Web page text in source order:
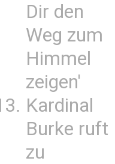
Dir den
Weg zum
Himmel
zeigen'
Kardinal
Burke ruft
zu